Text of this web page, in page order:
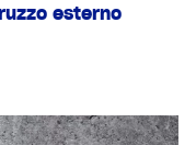
esterno